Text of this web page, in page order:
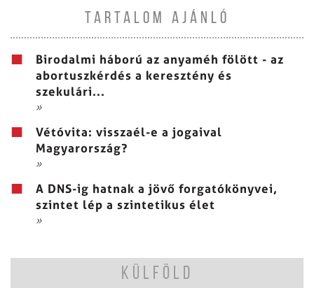
TARTALOM AJÁNLÓ
Birodalmi háború az anyaméh fölött - az
abortuszkérdés a keresztény és
szekulári...
»
Vétóvita: visszaél-e a jogaival
Magyarország?
»
A DNS-ig hatnak a jövő forgatókönyvei,
szintet lép a szintetikus élet
»
KÜLFÖLD